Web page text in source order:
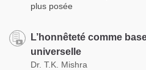
plus posée
L’honnêteté comme
universelle
Dr. T.K. Mishra